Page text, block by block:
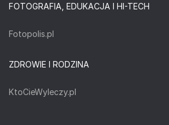
FOTOGRAFIA, EDUKACJA I HI-TECH
Fotopolis.pl
ZDROWIE I RODZINA
KtoCieWyleczy.pl